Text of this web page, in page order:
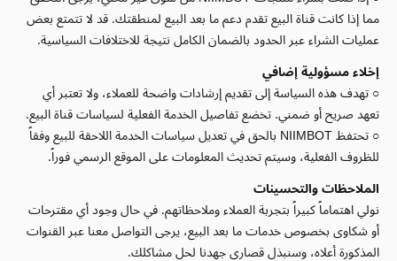
مما إذا كانت قناة البيع تقدم دعم ما بعد البيع لمنطقتك. قد لا تتمتع بعض
عمليات الشراء عبر الحدود بالضمان الكامل نتيجة للاختلافات السياسية.
إخلاء مسؤولية إضافي
○ تهدف هذه السياسة إلى تقديم إرشادات واضحة للعملاء، ولا تعتبر أي
تعهد صريح أو ضمني. تخضع تفاصيل الخدمة الفعلية لسياسات قناة البيع.
○ تحتفظ NIIMBOT بالحق في تعديل سياسات الخدمة اللاحقة للبيع وفقاً
للظروف الفعلية، وسيتم تحديث المعلومات على الموقع الرسمي فوراً.
الملاحظات والتحسينات
نولي اهتماماً كبيراً بتجربة العملاء وملاحظاتهم. في حال وجود أي مقترحات
أو شكاوى بخصوص خدمات ما بعد البيع، يرجى التواصل معنا عبر القنوات
المذكورة أعلاه، وسنبذل قصارى جهدنا لحل مشاكلك.